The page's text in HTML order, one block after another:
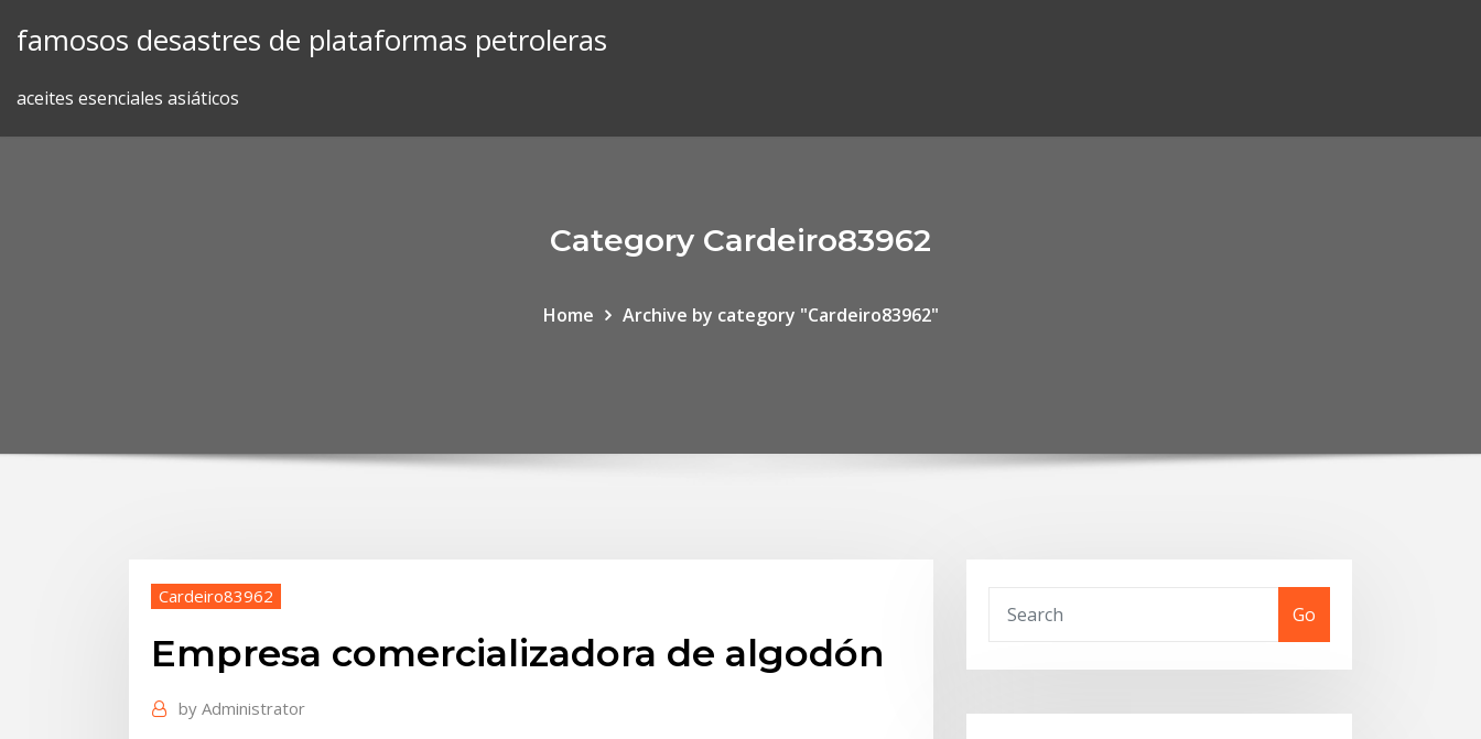
famosos desastres de plataformas petroleras
aceites esenciales asiáticos
Category Cardeiro83962
Home Archive by category "Cardeiro83962"
Cardeiro83962
Empresa comercializadora de algodón
by Administrator
Go